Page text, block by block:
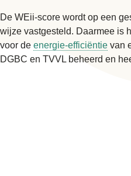
De WEii-score wordt op een
wijze vastgesteld. Daarmee is
voor de energie-efficiëntie van
DGBC en TVVL beheerd en